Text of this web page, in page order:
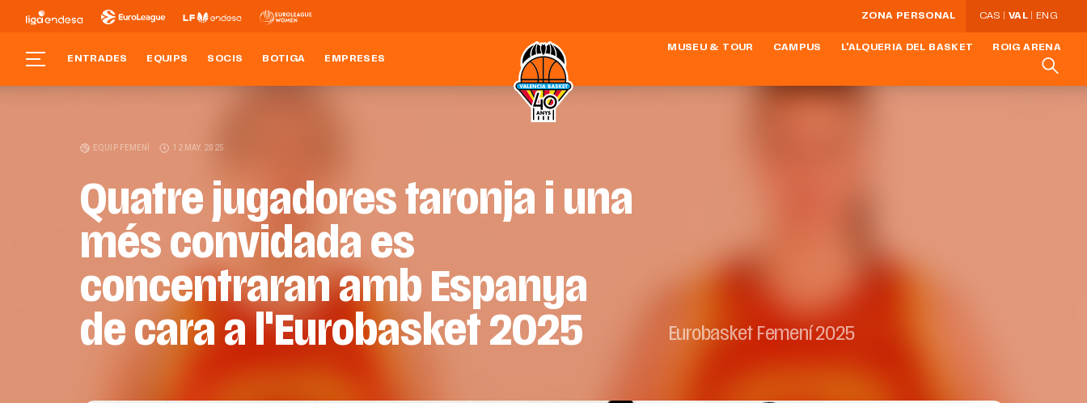
ZONA PERSONAL CAS VAL ENG
ENTRADES EQUIPS SOCIS BOTIGA EMPRESES
MUSEU & TOUR CAMPUS L'ALQUERIA DEL BASKET ROIG ARENA
EQUIP FEMENÍ 12 MAY. 2025
Quatre jugadores taronja i una
més convidada es
concentraran amb Espanya
de cara a l'Eurobasket 2025
Eurobasket Femení 2025